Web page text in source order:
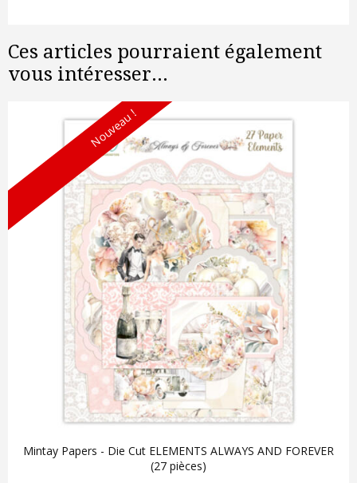
Ces articles pourraient également
vous intéresser...
Nouveau !
Mintay Papers - Die Cut ELEMENTS ALWAYS AND FOREVER
(27 pièces)